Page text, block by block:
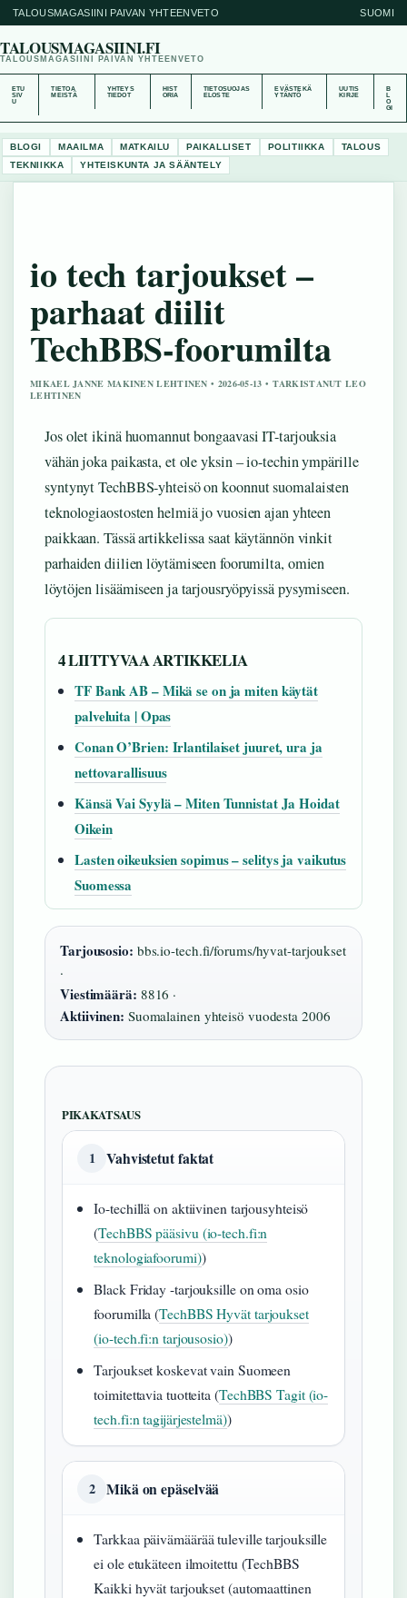
TALOUSMAGASIINI PAIVAN YHTEENVETO SUOMI
TALOUSMAGASIINI.FI
TALOUSMAGASIINI PAIVAN YHTEENVETO
ETU
SIV
U
TIETOA
MEISTÄ
YHTEYS
TIEDOT
HIST
ORIA
TIETOSUOJAS
ELOSTE
EVÄSTEKÄ
YTÄNTÖ
UUTIS
KIRJE
B
O
GI
BLOGI MAAILMA MATKAILU PAIKALLISET POLITIIKKA
TALOUS
TEKNIIKKA
YHTEISKUNTA JA SÄÄNTELY
io tech tarjoukset –
parhaat diilit
TechBBS-foorumilta
MIKAEL JANNE MAKINEN LEHTINEN • 2026-05-13 • TARKISTANUT LEO
LEHTINEN
Jos olet ikinä huomannut bongaavasi IT-tarjouksia
vähän joka paikasta, et ole yksin – io-techin ympärille
syntynyt TechBBS-yhteisö on koonnut suomalaisten
teknologiaostosten helmiä jo vuosien ajan yhteen
paikkaan. Tässä artikkelissa saat käytännön vinkit
parhaiden diilien löytämiseen foorumilta, omien
löytöjen lisäämiseen ja tarjousryöpyissä pysymiseen.
4 LIITTYVAA ARTIKKELIA
TF Bank AB – Mikä se on ja miten käytät
palveluita | Opas
Conan O’Brien: Irlantilaiset juuret, ura ja
nettovarallisuus
Känsä Vai Syylä – Miten Tunnistat Ja Hoidat
Oikein
Lasten oikeuksien sopimus – selitys ja vaikutus
Suomessa
Tarjousosio: bbs.io-tech.fi/forums/hyvat-tarjoukset
·
Viestimäärä: 8816 ·
Aktiivinen: Suomalainen yhteisö vuodesta 2006
PIKAKATSAUS
1 Vahvistetut faktat
Io-techillä on aktiivinen tarjousyhteisö
(TechBBS pääsivu (io-tech.fi:n
teknologiafoorumi))
Black Friday -tarjouksille on oma osio
foorumilla (TechBBS Hyvät tarjoukset
(io-tech.fi:n tarjousosio))
Tarjoukset koskevat vain Suomeen
toimitettavia tuotteita (TechBBS Tagit (io-
tech.fi:n tagijärjestelmä))
2 Mikä on epäselvää
Tarkkaa päivämäärää tuleville tarjouksille
ei ole etukäteen ilmoitettu (TechBBS
Kaikki hyvät tarjoukset (automaattinen